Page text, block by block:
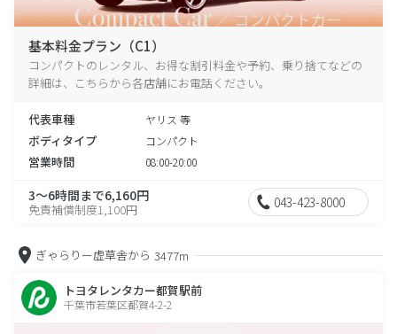
基本料金プラン（C1）
コンパクトのレンタル、お得な割引料金や予約、乗り捨てなどの
詳細は、こちらから各店舗にお電話ください。
代表車種 ヤリス 等
ボディタイプ コンパクト
営業時間 08:00-20:00
3～6時間まで6,160円
免責補償制度1,100円 043-423-8000
ぎゃらりー虚草舎から 3477m
トヨタレンタカー都賀駅前
千葉市若葉区都賀4-2-2